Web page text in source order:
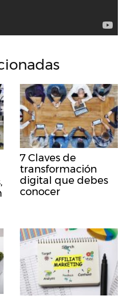
7 Claves de
transformación
digital que debes
conocer